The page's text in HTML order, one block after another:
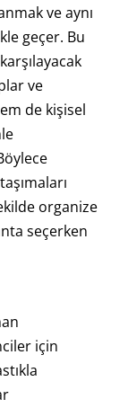
ve aynı
geçer. Bu
ve
de kişisel
organize
seçerken
için